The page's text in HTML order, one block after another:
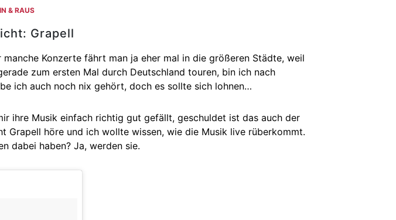
& RAUS
Grapell
Konzerte fährt man ja eher mal in die größeren Städte, weil
zum ersten Mal durch Deutschland touren, bin ich nach
ich auch noch nix gehört, doch es sollte sich lohnen…
ihre Musik einfach richtig gut gefällt, geschuldet ist das auch der
Grapell höre und ich wollte wissen, wie die Musik live rüberkommt.
dabei haben? Ja, werden sie.